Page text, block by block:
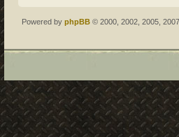
Powered by phpBB © 2000, 2002, 2005,